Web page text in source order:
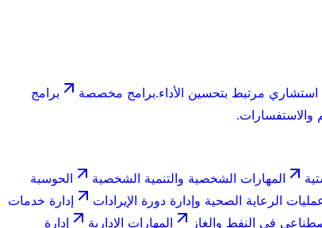
مرتبط بتحسين الأداء.برامج مخصصة
برامج
والاستفسارات.
المهارات الشخصية والتنمية الشخصية
الحوسبة
الرعاية الصحية وإدارة دورة الإيرادات
إدارة خدمات
في النفط والغاز المهارات الإدارية
إدارة